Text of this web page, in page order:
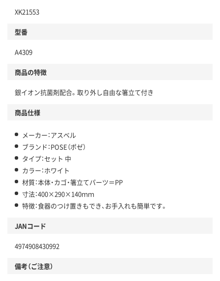
XK21553
型番
A4309
商品の特徴
銀イオン抗菌剤配合。取り外し自由な箸立て付き
商品仕様
メーカー：アスベル
ブランド：POSE（ポゼ）
タイプ：セット 中
カラー：ホワイト
材質：本体・カゴ・箸立てパーツ＝PP
寸法：400×290×140ｍｍ
特徴：食器のつけ置きもでき、お手入れも簡単です。
JANコード
4974908430992
備考（ご注意）